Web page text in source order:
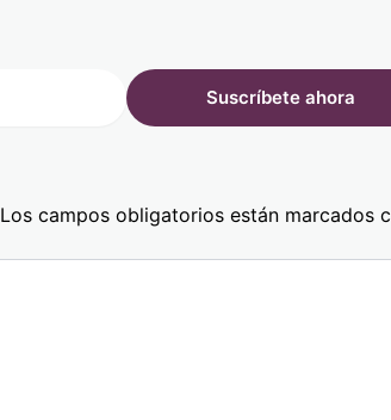
Los campos obligatorios están marcados